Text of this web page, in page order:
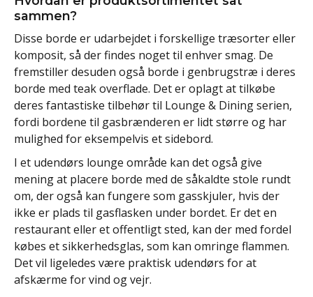
sammen?
Disse borde er udarbejdet i forskellige træsorter eller
komposit, så der findes noget til enhver smag. De
fremstiller desuden også borde i genbrugstræ i deres
borde med teak overflade. Det er oplagt at tilkøbe
deres fantastiske tilbehør til Lounge & Dining serien,
fordi bordene til gasbrænderen er lidt større og har
mulighed for eksempelvis et sidebord.
I et udendørs lounge område kan det også give
mening at placere borde med de såkaldte stole rundt
om, der også kan fungere som gasskjuler, hvis der
ikke er plads til gasflasken under bordet. Er det en
restaurant eller et offentligt sted, kan der med fordel
købes et sikkerhedsglas, som kan omringe flammen.
Det vil ligeledes være praktisk udendørs for at
afskærme for vind og vejr.